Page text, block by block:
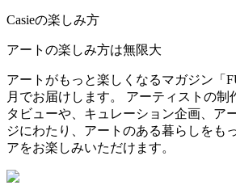
Casieの楽しみ方
アートの楽しみ方は無限大
アートがもっと楽しくなるマガジン「
月でお届けします。 アーティストの制
タビューや、キュレーション企画、ア
ジにわたり、アートのある暮らしをも
アをお楽しみいただけます。